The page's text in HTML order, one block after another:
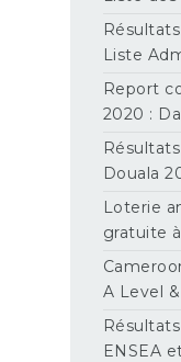
Liste
Report
2020 :
Douala
Loterie
gratuite
A Level
ENSEA